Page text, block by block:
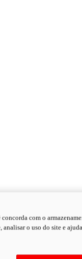
com o
o uso do site e